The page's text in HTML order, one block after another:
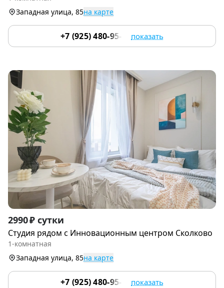
9
Западная улица, 85на карте
+7 (925) 480-95-17 показать
Item
1
of
2990 ₽ сутки
Студия рядом с Инновациoнным цeнтpoм Cколково
1-комнатная
Западная улица, 85на карте
+7 (925) 480-95-17 показать